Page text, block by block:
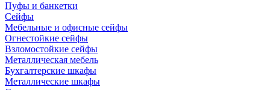
Пуфы и банкетки
Сейфы
Мебельные и офисные сейфы
Огнестойкие сейфы
Взломостойкие сейфы
Металлическая мебель
Бухгалтерские шкафы
Металлические шкафы